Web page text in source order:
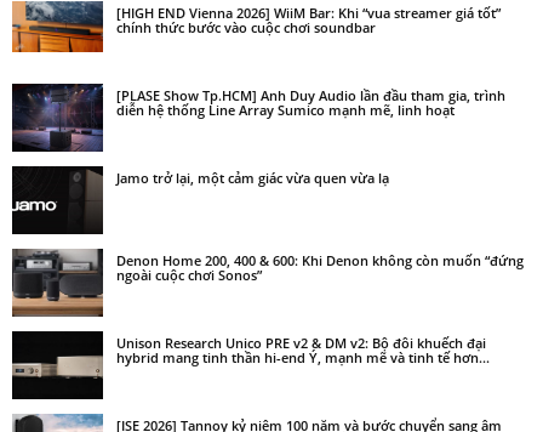
[HIGH END Vienna 2026] WiiM Bar: Khi “vua streamer giá tốt”
chính thức bước vào cuộc chơi soundbar
[PLASE Show Tp.HCM] Anh Duy Audio lần đầu tham gia, trình
diễn hệ thống Line Array Sumico mạnh mẽ, linh hoạt
Jamo trở lại, một cảm giác vừa quen vừa lạ
Denon Home 200, 400 & 600: Khi Denon không còn muốn “đứng
ngoài cuộc chơi Sonos”
Unison Research Unico PRE v2 & DM v2: Bộ đôi khuếch đại
hybrid mang tinh thần hi-end Ý, mạnh mẽ và tinh tế hơn...
[ISE 2026] Tannoy kỷ niệm 100 năm và bước chuyển sang âm